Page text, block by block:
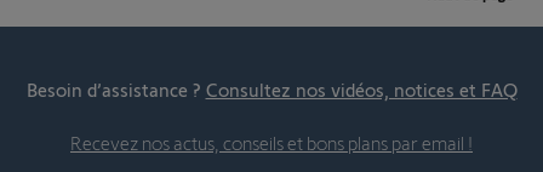
Besoin d’assistance ? Consultez nos vidéos, notices et FAQ
Recevez nos actus, conseils et bons plans par email !